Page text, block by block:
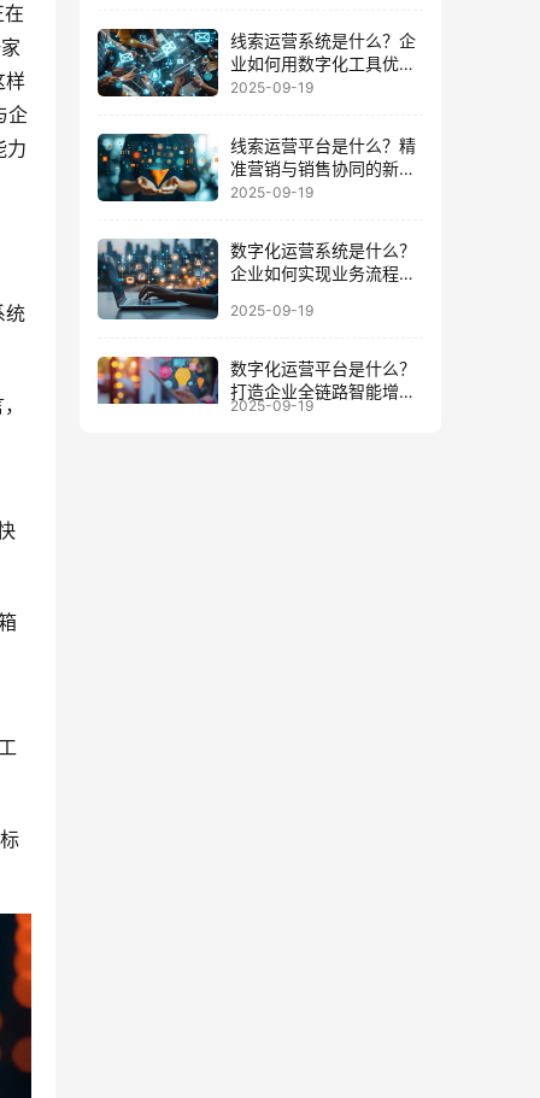
样
企
力
统
线索运营系统是什么？企
业如何用数字化工具优化
客户全周期
2025-09-19
线索运营平台是什么？精
准营销与销售协同的新增
长引擎
2025-09-19
数字化运营系统是什么？
企业如何实现业务流程与
2025-09-19
数字化运营平台是什么？
打造企业全链路智能增长
的底座
2025-09-19